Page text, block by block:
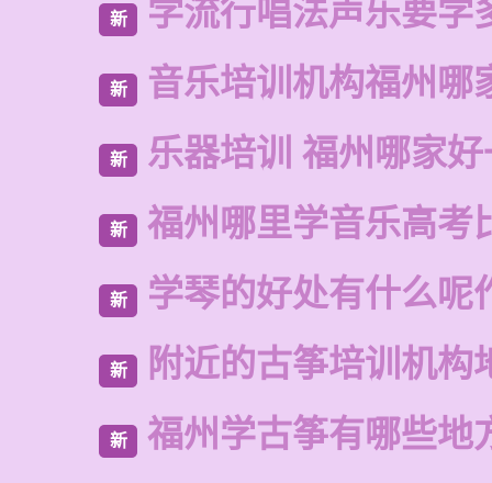
新 学流行唱法声乐要学
新 音乐培训机构福州哪
新 乐器培训 福州哪家
新 福州哪里学音乐高考
新 学琴的好处有什么呢
新 附近的古筝培训机构
新 福州学古筝有哪些地